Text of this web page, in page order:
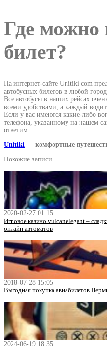
Где можно
билет?
На интернет-сайте Unitiki.com
автобусных билетов в любой
Все автобусы в наших рейсах
всеми удобствами, а каждый
Если у вас имеются какие-либо
телефона, указанному на нашем
ответим.
Unitiki — комфортные
Похожие записи:
2020-02-27 01:15
Игровое казино vulcanelegant –
онлайн автоматов
2018-07-28 15:05
Выгодная покупка авиабилетов
2024-06-19 18:35